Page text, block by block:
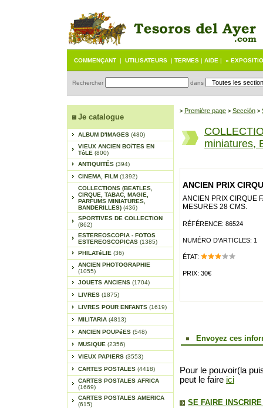
COMMENÇANT | UTILISATEURS | TERMES | AIDE | «
Rechercher dans
Je catalogue
ALBUM D'IMAGES (480)
VIEUX ANCIEN BOîTES EN
TôLE (800)
ANTIQUITÉS (394)
CINEMA, FILM (1392)
COLLECTIONS (BEATLES,
CIRQUE, TABAC, MAGIE,
PARFUMS MINIATURES,
BANDERILLES) (436)
SPORTIVES DE COLLECTION
(862)
ESTEREOSCOPIA - FOTOS
ESTEREOSCOPICAS (1385)
PHILATéLIE (36)
ANCIEN PHOTOGRAPHIE
(1055)
JOUETS ANCIENS (1704)
LIVRES (1875)
LIVRES POUR ENFANTS (1619)
MILITARIA (4813)
ANCIEN POUPéES (548)
MUSIQUE (2356)
VIEUX PAPIERS (3553)
CARTES POSTALES (4418)
CARTES POSTALES AFRICA
(1669)
CARTES POSTALES AMERICA
(615)
> Première page > Sección >
miniatures,
ANCIEN PRIX
ANCIEN PRIX CIRQUE
MESURES 28 CMS.
RÉFÉRENCE: 86524
NUMÉRO D'ARTICLES: 1
ÉTAT:
PRIX: 30€
Envoyez ces
Pour le pouvoir(la
peut le faire ici
SE FAIRE